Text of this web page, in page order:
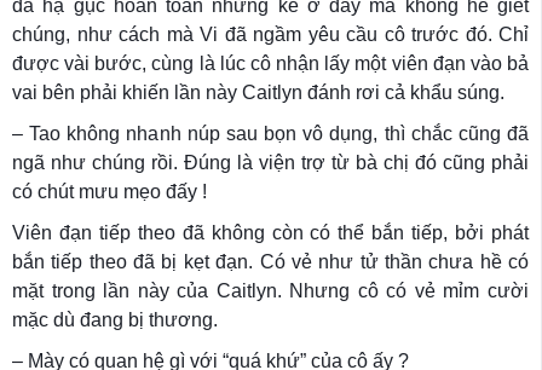
đã hạ gục hoàn toàn những kẻ ở đây mà không hề giết
chúng, như cách mà Vi đã ngầm yêu cầu cô trước đó. Chỉ
được vài bước, cùng là lúc cô nhận lấy một viên đạn vào bả
vai bên phải khiến lần này Caitlyn đánh rơi cả khẩu súng.
– Tao không nhanh núp sau bọn vô dụng, thì chắc cũng đã
ngã như chúng rồi. Đúng là viện trợ từ bà chị đó cũng phải
có chút mưu mẹo đấy !
Viên đạn tiếp theo đã không còn có thể bắn tiếp, bởi phát
bắn tiếp theo đã bị kẹt đạn. Có vẻ như tử thần chưa hề có
mặt trong lần này của Caitlyn. Nhưng cô có vẻ mỉm cười
mặc dù đang bị thương.
– Mày có quan hệ gì với “quá khứ” của cô ấy ?